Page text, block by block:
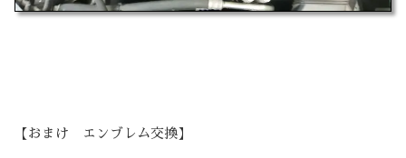
【おまけ エンブレム交換】